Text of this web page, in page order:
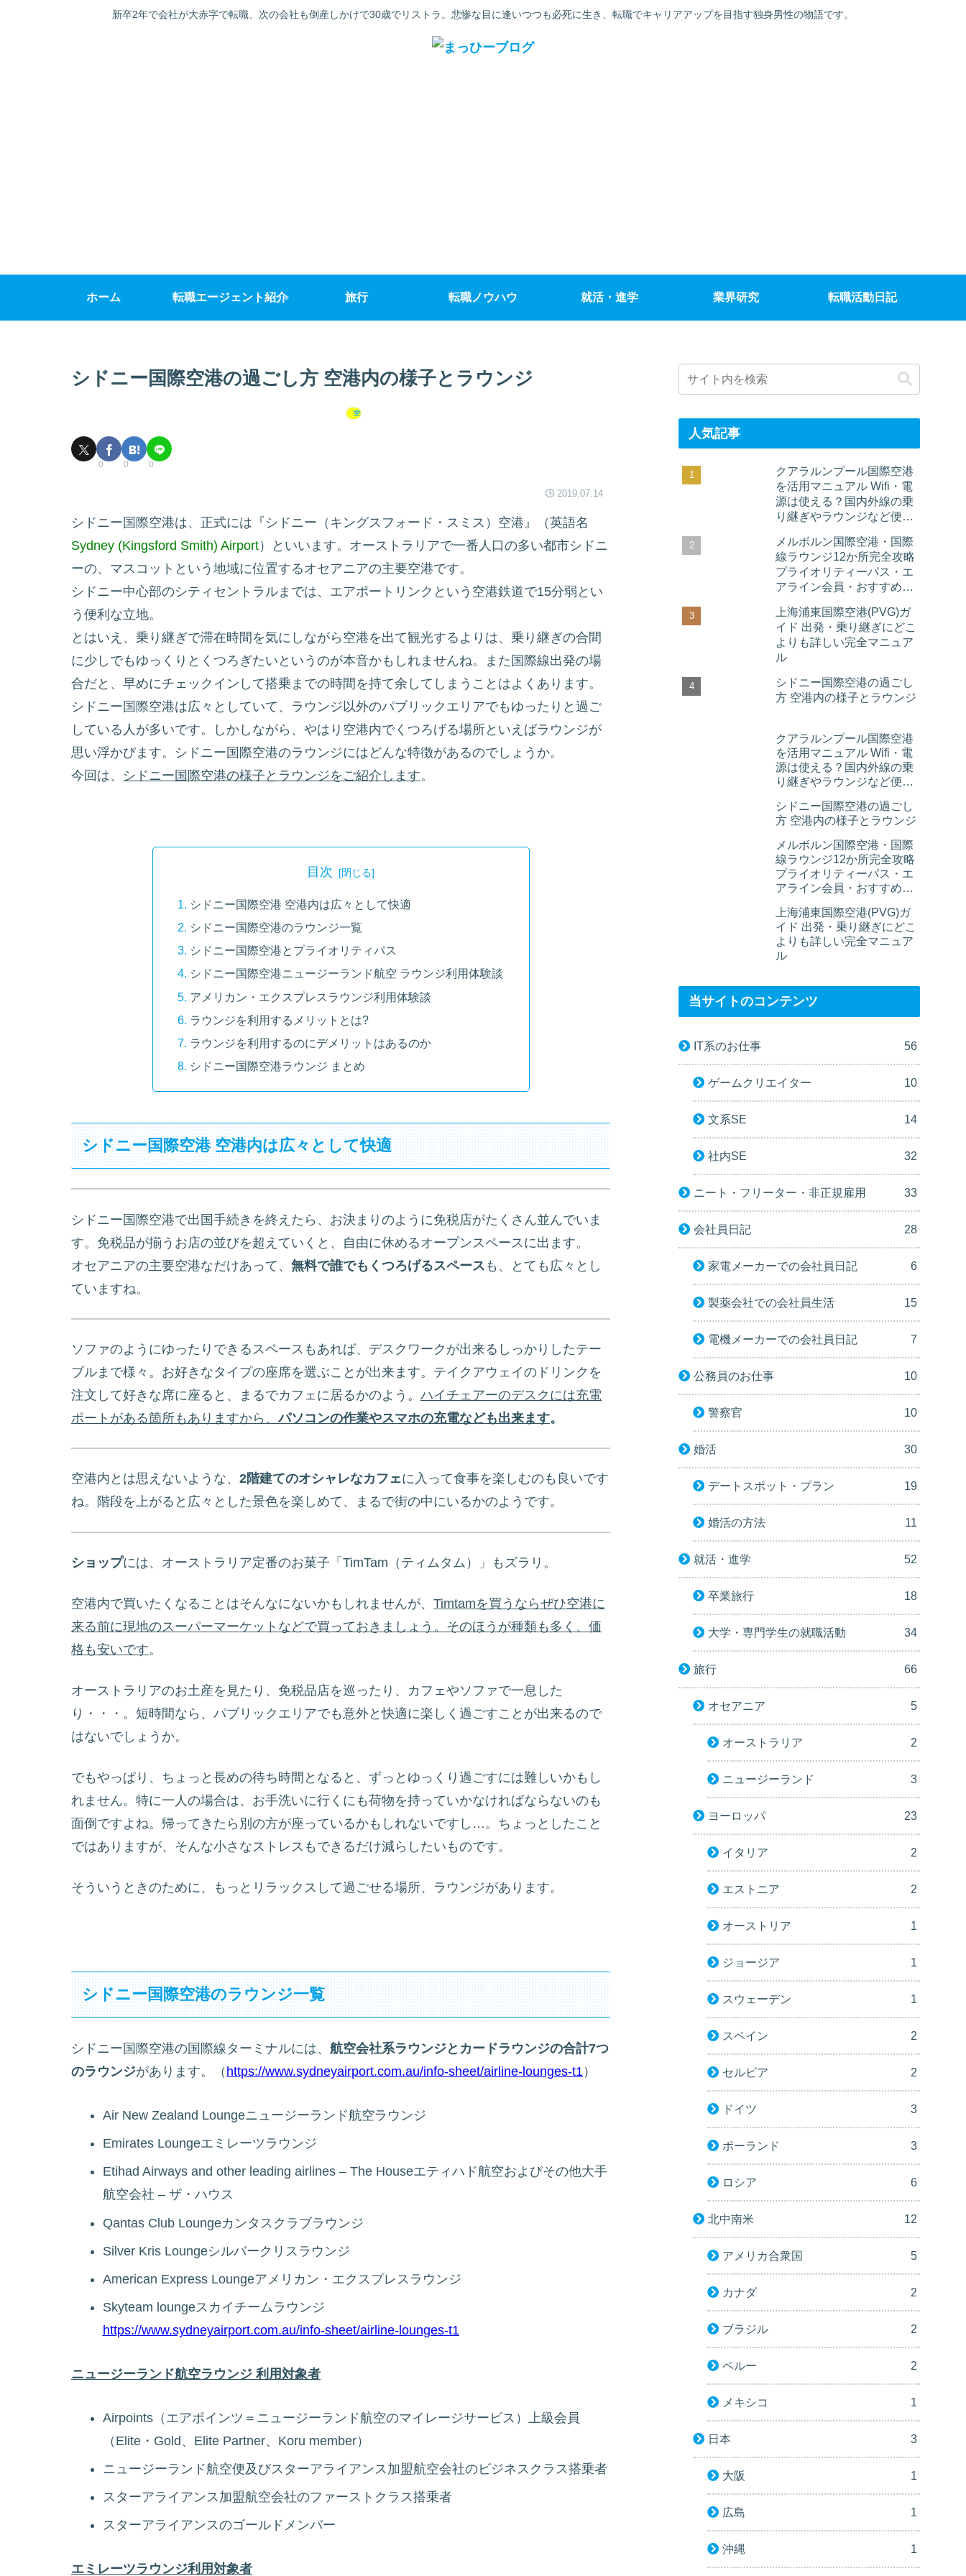
新卒2年で会社が大赤字で転職、次の会社も倒産しかけで30歳でリストラ。悲惨な目に逢いつつも必死に生き、転職でキャリアアップを目指す独身男性の物語です。
ホーム 転職エージェント紹介 旅行 転職ノウハウ 就活・進学 業界研究 転職活動日記
シドニー国際空港の過ごし方 空港内の様子とラウンジ
空港・ラウンジ
0 0 0
2019.07.14
シドニー国際空港は、正式には『シドニー（キングスフォード・スミス）空港』（英語名
Sydney (Kingsford Smith) Airport）といいます。オーストラリアで一番人口の多い都市シドニ
ーの、マスコットという地域に位置するオセアニアの主要空港です。
シドニー中心部のシティセントラルまでは、エアポートリンクという空港鉄道で15分弱とい
う便利な立地。
とはいえ、乗り継ぎで滞在時間を気にしながら空港を出て観光するよりは、乗り継ぎの合間
に少しでもゆっくりとくつろぎたいというのが本音かもしれませんね。また国際線出発の場
合だと、早めにチェックインして搭乗までの時間を持て余してしまうことはよくあります。
シドニー国際空港は広々としていて、ラウンジ以外のパブリックエリアでもゆったりと過ご
している人が多いです。しかしながら、やはり空港内でくつろげる場所といえばラウンジが
思い浮かびます。シドニー国際空港のラウンジにはどんな特徴があるのでしょうか。
今回は、 シドニー国際空港の様子とラウンジをご紹介します。
目次
シドニー国際空港 空港内は広々として快適
シドニー国際空港のラウンジ一覧
シドニー国際空港とプライオリティパス
シドニー国際空港ニュージーランド航空 ラウンジ利用体験談
アメリカン・エクスプレスラウンジ利用体験談
ラウンジを利用するメリットとは?
ラウンジを利用するのにデメリットはあるのか
シドニー国際空港ラウンジ まとめ
シドニー国際空港 空港内は広々として快適
シドニー国際空港で出国手続きを終えたら、お決まりのように免税店がたくさん並んでいま
す。免税品が揃うお店の並びを超えていくと、自由に休めるオープンスペースに出ます。
オセアニアの主要空港なだけあって、 無料で誰でもくつろげるスペース も、とても広々とし
ていますね。
ソファのようにゆったりできるスペースもあれば、デスクワークが出来るしっかりしたテー
ブルまで様々。お好きなタイプの座席を選ぶことが出来ます。テイクアウェイのドリンクを
注文して好きな席に座ると、まるでカフェに居るかのよう。 ハイチェアーのデスクには充電
ポートがある箇所もありますから、パソコンの作業やスマホの充電なども出来ます。
空港内とは思えないような、 2階建てのオシャレなカフェに入って食事を楽しむのも良いです
ね。階段を上がると広々とした景色を楽しめて、まるで街の中にいるかのようです。
ショップには、オーストラリア定番のお菓子「TimTam（ティムタム）」もズラリ。
空港内で買いたくなることはそんなにないかもしれませんが、 Timtamを買うならぜひ空港に
来る前に現地のスーパーマーケットなどで買っておきましょう。そのほうが種類も多く、価
格も安いです。
オーストラリアのお土産を見たり、免税品店を巡ったり、カフェやソファで一息した
り・・・。短時間なら、パブリックエリアでも意外と快適に楽しく過ごすことが出来るので
はないでしょうか。
でもやっぱり、ちょっと長めの待ち時間となると、ずっとゆっくり過ごすには難しいかもし
れません。特に一人の場合は、お手洗いに行くにも荷物を持っていかなければならないのも
面倒ですよね。帰ってきたら別の方が座っているかもしれないですし…。ちょっとしたこと
ではありますが、そんな小さなストレスもできるだけ減らしたいものです。
そういうときのために、もっとリラックスして過ごせる場所、ラウンジがあります。
シドニー国際空港のラウンジ一覧
シドニー国際空港の国際線ターミナルには、 航空会社系ラウンジとカードラウンジの合計7つ
のラウンジがあります。（ https://www.sydneyairport.com.au/info-sheet/airline-lounges-t1）
Air New Zealand Loungeニュージーランド航空ラウンジ
Emirates Loungeエミレーツラウンジ
Etihad Airways and other leading airlines – The Houseエティハド航空およびその他大手
航空会社 – ザ・ハウス
Qantas Club Loungeカンタスクラブラウンジ
Silver Kris Loungeシルバークリスラウンジ
American Express Loungeアメリカン・エクスプレスラウンジ
Skyteam loungeスカイチームラウンジ
https://www.sydneyairport.com.au/info-sheet/airline-lounges-t1
ニュージーランド航空ラウンジ 利用対象者
Airpoints（エアポインツ＝ニュージーランド航空のマイレージサービス）上級会員
（Elite・Gold、Elite Partner、Koru member）
ニュージーランド航空便及びスターアライアンス加盟航空会社のビジネスクラス搭乗者
スターアライアンス加盟航空会社のファーストクラス搭乗者
スターアライアンスのゴールドメンバー
エミレーツラウンジ利用対象者
人気記事
クアラルンプール国際空港
を活用マニュアル Wifi・電
源は使える？国内外線の乗
り継ぎやラウンジなど便利
メルボルン国際空港・国際
線ラウンジ12か所完全攻略
プライオリティーパス・エ
アライン会員・おすすめレ
上海浦東国際空港(PVG)ガ
イド 出発・乗り継ぎにどこ
よりも詳しい完全マニュア
ル
シドニー国際空港の過ごし
方 空港内の様子とラウンジ
クアラルンプール国際空港
を活用マニュアル Wifi・電
源は使える？国内外線の乗
り継ぎやラウンジなど便利
シドニー国際空港の過ごし
方 空港内の様子とラウンジ
メルボルン国際空港・国際
線ラウンジ12か所完全攻略
プライオリティーパス・エ
アライン会員・おすすめレ
上海浦東国際空港(PVG)ガ
イド 出発・乗り継ぎにどこ
よりも詳しい完全マニュア
ル
当サイトのコンテンツ
IT系のお仕事 56
ゲームクリエイター 10
文系SE 14
社内SE 32
ニート・フリーター・非正規雇用 33
会社員日記 28
家電メーカーでの会社員日記 6
製薬会社での会社員生活 15
電機メーカーでの会社員日記 7
公務員のお仕事 10
警察官 10
婚活 30
デートスポット・プラン 19
婚活の方法 11
就活・進学 52
卒業旅行 18
大学・専門学生の就職活動 34
旅行 66
オセアニア 5
オーストラリア 2
ニュージーランド 3
ヨーロッパ 23
イタリア 2
エストニア 2
オーストリア 1
ジョージア 1
スウェーデン 1
スペイン 2
セルビア 2
ドイツ 3
ポーランド 3
ロシア 6
北中南米 12
アメリカ合衆国 5
カナダ 2
ブラジル 2
ペルー 2
メキシコ 1
日本 3
大阪 1
広島 1
沖縄 1